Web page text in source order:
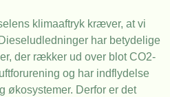
klimaaftryk kræver, at vi
har betydelige
der rækker ud over blot CO2-
og har indflydelse
økosystemer. Derfor er det